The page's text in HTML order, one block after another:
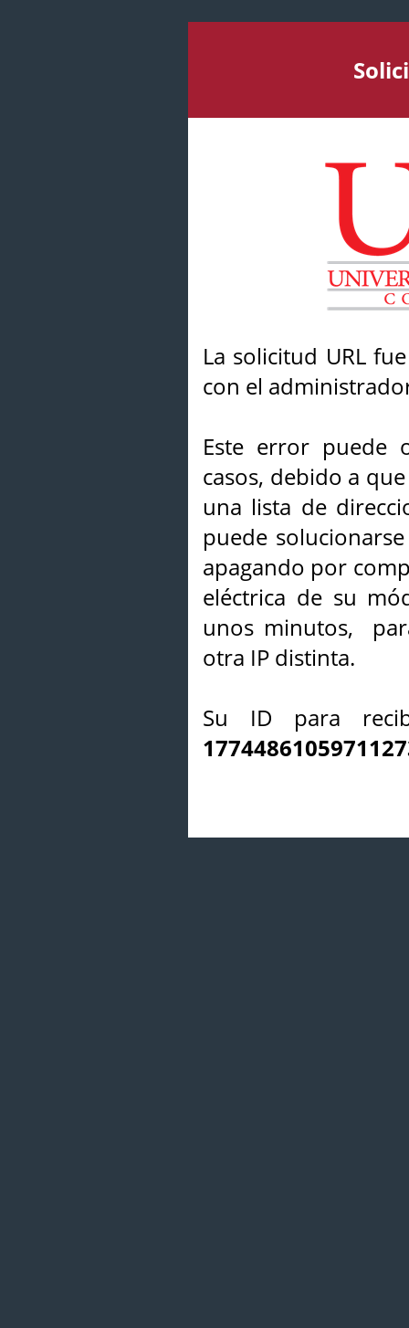
La solicitud URL
con el
Este error puede
casos, debido a
una lista de
puede
apagando por
eléctrica de su
unos minutos,
otra IP distinta.
Su ID para